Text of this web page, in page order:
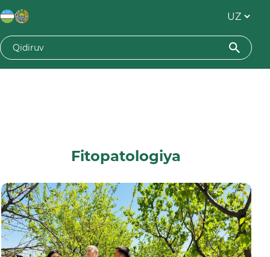
Fitopatologiya